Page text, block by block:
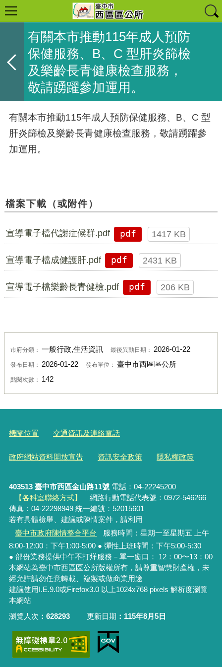
有關本市推動115年成人預防
保健服務、B、C 型肝炎篩檢
及樂齡長青健康檢查服務，
敬請踴躍參加運用。
有關本市推動115年成人預防保健服務、 B、 C 型
肝炎篩檢及樂齡長青健康檢查服務，敬請踴躍參
加運用。
檔案下載（或附件）
宣導電子檔代謝症候群.pdf pdf 1417 KB
宣導電子檔成健護肝.pdf pdf 2431 KB
宣導電子檔樂齡長青健檢.pdf pdf 206 KB
市府分類： 一般行政,生活資訊 最後異動日期： 2026-01-22
發布日期： 2026-01-22 發布單位： 臺中市西區區公所
點閱次數： 142
機關位置 交通資訊及連絡電話
政府網站資料開放宣告 資訊安全政策 隱私權政策
403513 臺中市西區金山路11號電話：04-22245200
【各科室聯絡方式】
網路行動電話代表號：0972-546266
傳真：04-22298949 統一編號：52015601
若有具體檢舉、建議或陳情案件，請利用
臺中市政府陳情整合平台
服務時間：星期一至星期五 上午
8:00-12:00：下午1:00-5:00 ● 彈性上班時間：下午5:00-5:30
● 部份業務提供中午不打烊服務－單一窗口： 12：00〜13：00
本網站為臺中市西區區公所版權所有，請尊重智慧財產權，未
經允許請勿任意轉載、複製或做商業用途
建議使用I.E.9.0或Firefox3.0 以上1024x768 pixels 解析度瀏覽
本網站
瀏覽人次
628293 更新日期 115年8月5日